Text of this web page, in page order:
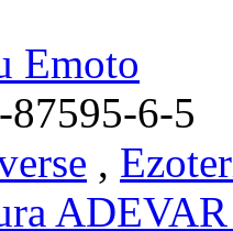
Emoto
87595-6-5
,